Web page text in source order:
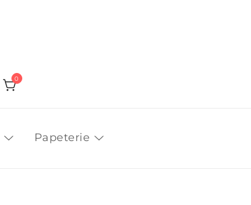
0
Papeterie